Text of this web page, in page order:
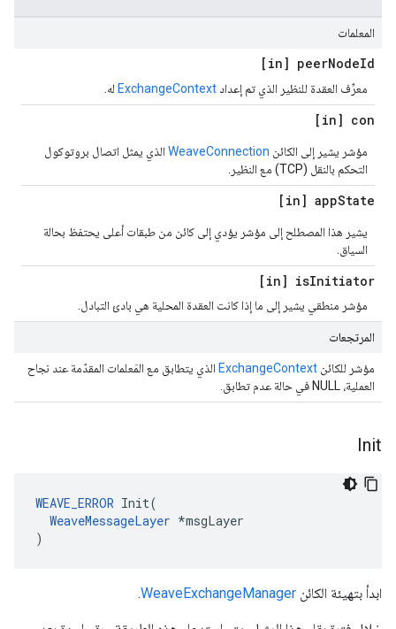
المعلمات
[in] peerNodeId
معرِّف العقدة للنظير الذي تم إعداد ExchangeContext له.
[in] con
مؤشر يشير إلى الكائن WeaveConnection الذي يمثل اتصال بروتوكول
التحكم بالنقل (TCP) مع النظير.
[in] appState
يشير هذا المصطلح إلى مؤشر يؤدي إلى كائن من طبقات أعلى يحتفظ بحالة
السياق.
[in] isInitiator
مؤشر منطقي يشير إلى ما إذا كانت العقدة المحلية هي بادئ التبادل.
المرتجعات
مؤشر للكائن ExchangeContext الذي يتطابق مع المَعلمات المقدّمة عند نجاح
العملية، NULL في حالة عدم تطابق.
Init
WEAVE_ERROR Init(
WeaveMessageLayer *msgLayer
)
ابدأ بتهيئة الكائن WeaveExchangeManager
.